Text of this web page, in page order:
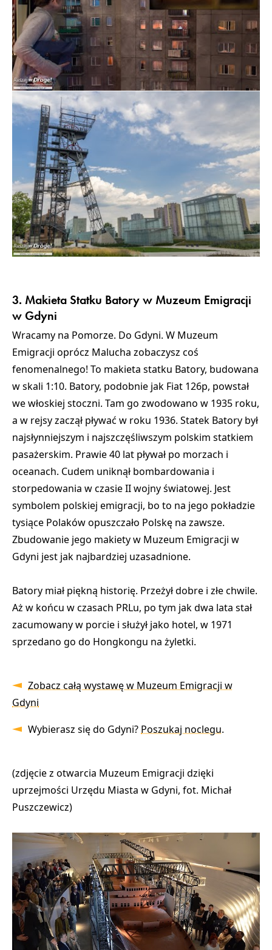
Wystawa Historia Górnego Śląska w Muzeum Śląskim
w Katowicach
3. Makieta Statku Batory w Muzeum Emigracji
w Gdyni
Wracamy na Pomorze. Do Gdyni. W Muzeum
Emigracji oprócz Malucha zobaczysz coś
fenomenalnego! To makieta statku Batory, budowana
w skali 1:10. Batory, podobnie jak Fiat 126p, powstał
we włoskiej stoczni. Tam go zwodowano w 1935 roku,
a w rejsy zaczął pływać w roku 1936. Statek Batory był
najsłynniejszym i najszczęśliwszym polskim statkiem
pasażerskim. Prawie 40 lat pływał po morzach i
oceanach. Cudem uniknął bombardowania i
storpedowania w czasie II wojny światowej. Jest
symbolem polskiej emigracji, bo to na jego pokładzie
tysiące Polaków opuszczało Polskę na zawsze.
Zbudowanie jego makiety w Muzeum Emigracji w
Gdyni jest jak najbardziej uzasadnione.
Batory miał piękną historię. Przeżył dobre i złe chwile.
Aż w końcu w czasach PRLu, po tym jak dwa lata stał
zacumowany w porcie i służył jako hotel, w 1971
sprzedano go do Hongkongu na żyletki.
Zobacz całą wystawę w Muzeum Emigracji w
Gdyni
Wybierasz się do Gdyni? Poszukaj noclegu.
(zdjęcie z otwarcia Muzeum Emigracji dzięki
uprzejmości Urzędu Miasta w Gdyni, fot. Michał
Puszczewicz)